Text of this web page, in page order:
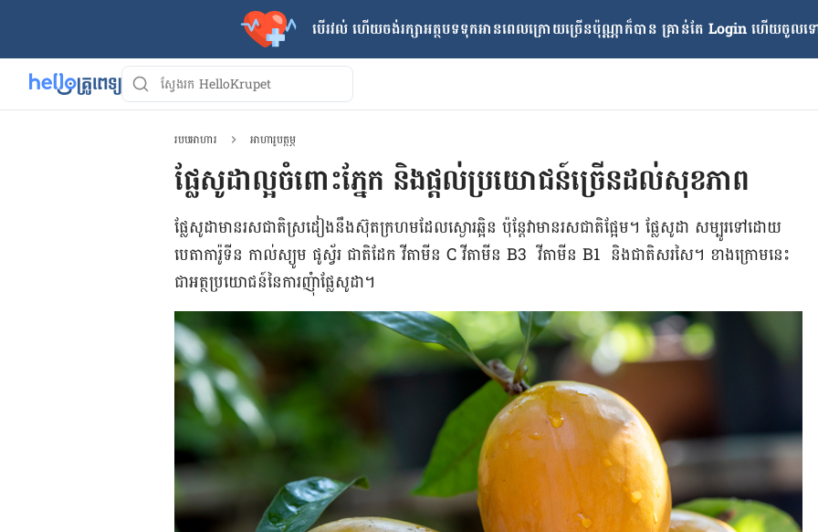
បើរវល់ ហើយចង់​រក្សាអត្ថបទទុកអានពេលក្រោយ​ច្រើនប៉ុណ្ណាក៏បាន គ្រាន់តែ​ Login ហើយចូលទ
របបអាហារ អាហារូបត្ថម្ភ
ផ្លែសូដាល្អចំពោះភ្នែក និងផ្តល់ប្រយោជន៍ច្រើនដល់សុខភាព
ផ្លែសូដាមានរសជាតិស្រដៀងនឹងស៊ុតក្រហមដែលស្ងោរឆ្អិន ប៉ុន្តែវាមានរសជាតិ​ផ្អែម។ ផ្លែសូដា សម្បូរទៅដោយ
បេតាការ៉ូទីន កាល់ស្យូម ផូស្វ័រ ជាតិដែក វីតាមីន C វីតាមីន B3 វីតាមីន B1 និងជាតិសរសៃ។ ខាងក្រោមនេះ​
ជាអត្ថប្រយោជន៍​នៃការ​ញុំា​ផ្លែ​សូដា។